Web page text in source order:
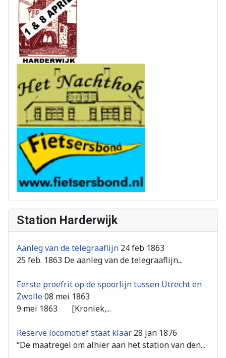
Station Harderwijk
Aanleg van de telegraaflijn 24 feb 1863
25 feb. 1863 De aanleg van de telegraaflijn...
Eerste proefrit op de spoorlijn tussen Utrecht en
Zwolle08 mei 1863
9 mei 1863 [Kroniek,...
Reserve locomotief staat klaar 28 jan 1876
“De maatregel om alhier aan het station van den...